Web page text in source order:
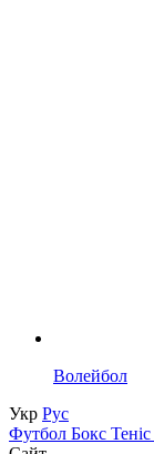
Волейбол
Укр Рус
Футбол Бокс Теніс